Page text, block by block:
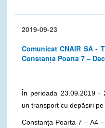
2019-09-23
Comunicat CNAIR SA -
Constanța Poarta 7 –
În perioada 23.09.2019 -
un transport cu depășiri pe
Constanța Poarta 7 – A4